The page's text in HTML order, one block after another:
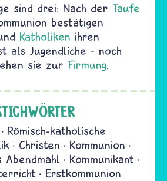
sind drei: Nach der Taufe
bestätigen
Katholiken ihren
als Jugendliche - noch
sie zur Firmung.
Römisch-katholische
Christen
Kommunion
Abendmahl
Kommunikant
Erstkommunion